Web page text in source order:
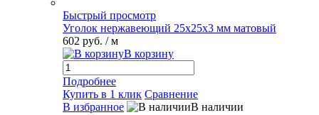
Быстрый просмотр
Уголок нержавеющий 25х25х3 мм матовый
602 руб. / м
В корзину
Подробнее
Купить в 1 клик Сравнение
В избранное
В наличии